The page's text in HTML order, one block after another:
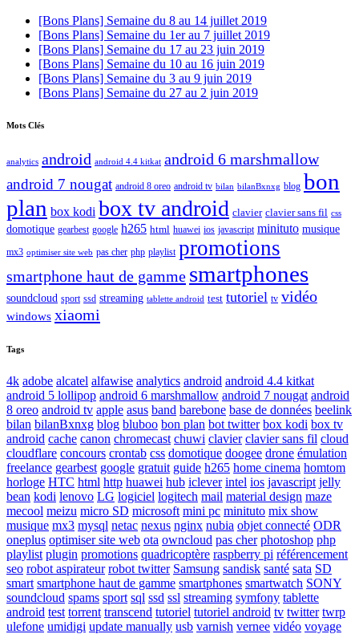
[Bons Plans] Semaine du 8 au 14 juillet 2019
[Bons Plans] Semaine du 1er au 7 juillet 2019
[Bons Plans] Semaine du 17 au 23 juin 2019
[Bons Plans] Semaine du 10 au 16 juin 2019
[Bons Plans] Semaine du 3 au 9 juin 2019
[Bons Plans] Semaine du 27 au 2 juin 2019
Mots Clés
analytics android android 4.4 kitkat android 6 marshmallow
android 7 nougat android 8 oreo android tv bilan bilanBxnxg blog bon
plan box kodi box tv android clavier clavier sans fil css
domotique gearbest google h265 html huawei ios javascript minituto musique
mx3 optimiser site web pas cher php playlist promotions
smartphone haut de gamme smartphones
soundcloud sport ssd streaming tablette android test tutoriel tv vidéo
windows xiaomi
Tags
4k adobe alcatel alfawise analytics android android 4.4 kitkat
android 5 lollipop android 6 marshmallow android 7 nougat android
8 oreo android tv apple asus band barebone base de données beelink
bilan bilanBxnxg blog bluboo bon plan bot twitter box kodi box tv
android cache canon chromecast chuwi clavier clavier sans fil cloud
cloudflare concours crontab css domotique doogee drone émulation
freelance gearbest google gratuit guide h265 home cinema homtom
horloge HTC html http huawei hub iclever intel ios javascript jelly
bean kodi lenovo LG logiciel logitech mail material design maze
mecool meizu micro SD microsoft mini pc minituto mix show
musique mx3 mysql netac nexus nginx nubia objet connecté ODR
oneplus optimiser site web ota owncloud pas cher photoshop php
playlist plugin promotions quadricoptère raspberry pi référencement
seo robot aspirateur robot twitter Samsung sandisk santé sata SD
smart smartphone haut de gamme smartphones smartwatch SONY
soundcloud spams sport sql ssd ssl streaming symfony tablette
android test torrent transcend tutoriel tutoriel android tv twitter twrp
ulefone umidigi update manually usb varnish vernee vidéo voyage